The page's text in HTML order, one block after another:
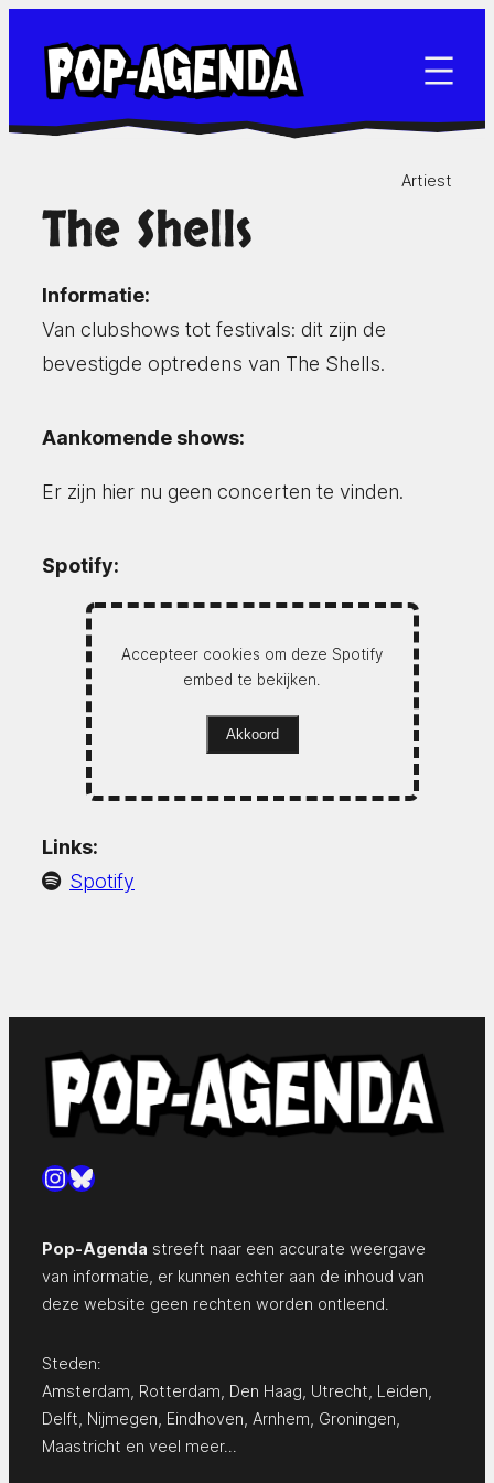
naar
inhoud
Artiest
The Shells
Informatie:
Van clubshows tot festivals: dit zijn de
bevestigde optredens van The Shells.
Aankomende shows:
Er zijn hier nu geen concerten te vinden.
Spotify:
Accepteer cookies om deze Spotify
embed te bekijken.
Akkoord
Links:
Spotify
Instagram
Bluesky
Pop-Agenda streeft naar een accurate weergave
van informatie, er kunnen echter aan de inhoud van
deze website geen rechten worden ontleend.
Steden:
Amsterdam Rotterdam Den Haag Utrecht Leiden
Delft Nijmegen Eindhoven Arnhem Groningen
Maastricht en veel meer…